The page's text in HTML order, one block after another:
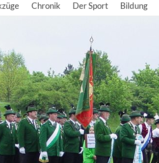
Chronik Der Sport Bildung